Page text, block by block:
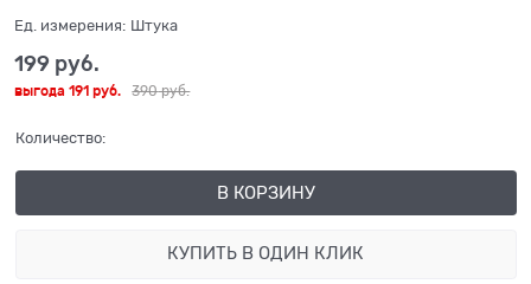
Ед. измерения: Штука
390 руб.
199 руб.
выгода 191 руб.
Количество:
В КОРЗИНУ
КУПИТЬ В ОДИН КЛИК